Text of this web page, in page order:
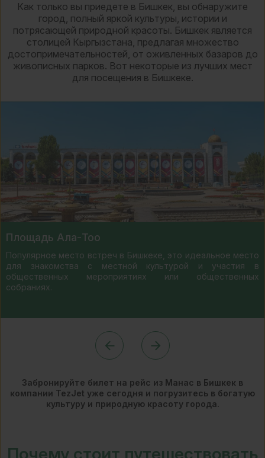
Как только вы приедете в Бишкек, вы обнаружите
город, полный яркой культуры, истории и
потрясающей природной красоты. Бишкек является
столицей Кыргызстана, предлагая множество
достопримечательностей, от оживленных базаров до
живописных парков. Вот некоторые из лучших мест
для посещения в Бишкеке.
Площадь Ала-Тоо
Популярное место встреч в Бишкеке, это идеальное место
для знакомства с местной культурой и участия в
общественных мероприятиях или общественных
собраниях.
Забронируйте билет на рейс из Манас в Бишкек в
компании TezJet уже сегодня и погрузитесь в богатую
культуру и природную красоту города.